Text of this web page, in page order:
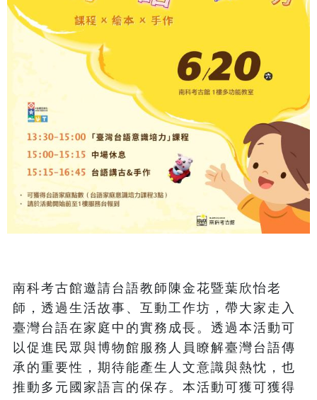
南科考古館邀請台語教師陳金花暨葉欣怡老
師，透過生活故事、互動工作坊，帶大家走入
臺灣台語在家庭中的實務成長。透過本活動可
以促進民眾與博物館服務人員瞭解臺灣台語傳
承的重要性，期待能產生人文意識與熱忱，也
推動多元國家語言的保存。本活動可獲可獲得